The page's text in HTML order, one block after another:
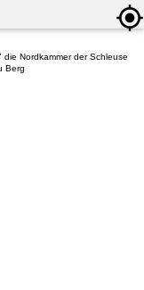
Nordkammer der Schleuse
Berg